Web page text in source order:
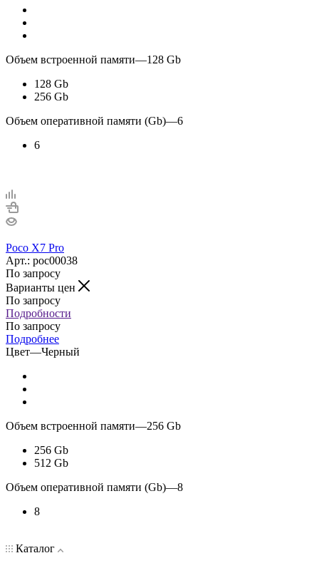
Объем встроенной памяти—128 Gb
128 Gb
256 Gb
Объем оперативной памяти (Gb)—6
6
Poco X7 Pro
Арт.: poc00038
По запросу
Варианты цен
По запросу
Подробности
По запросу
Подробнее
Цвет—Черный
Объем встроенной памяти—256 Gb
256 Gb
512 Gb
Объем оперативной памяти (Gb)—8
8
Каталог